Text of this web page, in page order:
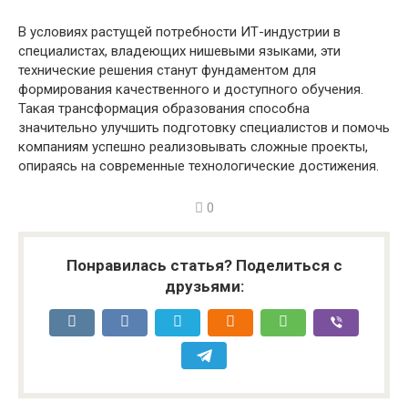
В условиях растущей потребности ИТ-индустрии в
специалистах, владеющих нишевыми языками, эти
технические решения станут фундаментом для
формирования качественного и доступного обучения.
Такая трансформация образования способна
значительно улучшить подготовку специалистов и помочь
компаниям успешно реализовывать сложные проекты,
опираясь на современные технологические достижения.
0
Понравилась статья? Поделиться с
друзьями: